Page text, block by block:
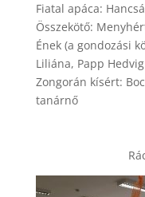
Fiatal apáca:
Összekötő:
Ének (a gondozási
Liliána, Papp Hedvig
Zongorán kísért:
Rácz